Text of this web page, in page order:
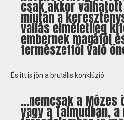
csak akkor
miután a
vallás elméletileg
embernek magától
természettől való
És itt is jön a brutális konklúzió:
…nemcsak a Mózes
vagy a Talmudban, a